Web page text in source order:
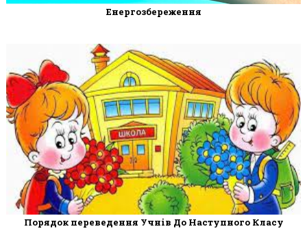
Енергозбереження
Порядок переведення Учнів До Наступного Класу